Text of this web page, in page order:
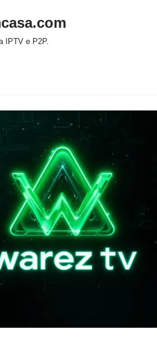
IPTV e P2P.